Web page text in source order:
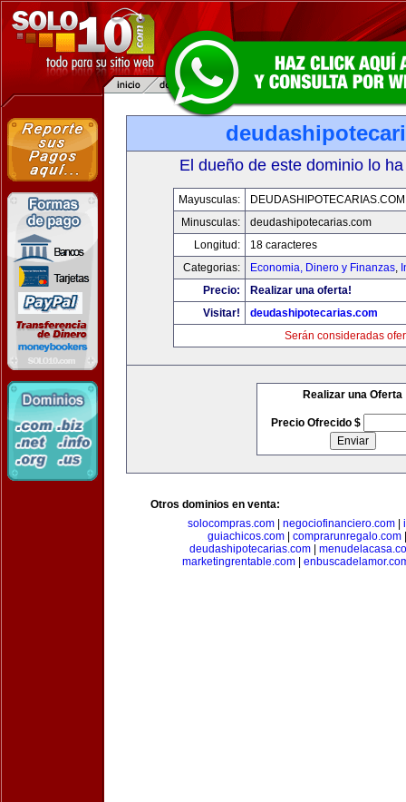
El dueño de este dominio lo
Mayusculas:
DEUDASHIPOTECARIAS.COM
Minusculas:
deudashipotecarias.com
Longitud:
18 caracteres
Categorias:
Economia, Dinero y Finanzas,
Precio:
Realizar una oferta!
Visitar!
deudashipotecarias.com
Serán consideradas
Realizar una Oferta
Precio Ofrecido $
Otros dominios en venta:
solocompras.com| negociofinanciero.com|
guiachicos.com
comprarunregalo.com
deudashipotecarias.com|
marketingrentable.com|